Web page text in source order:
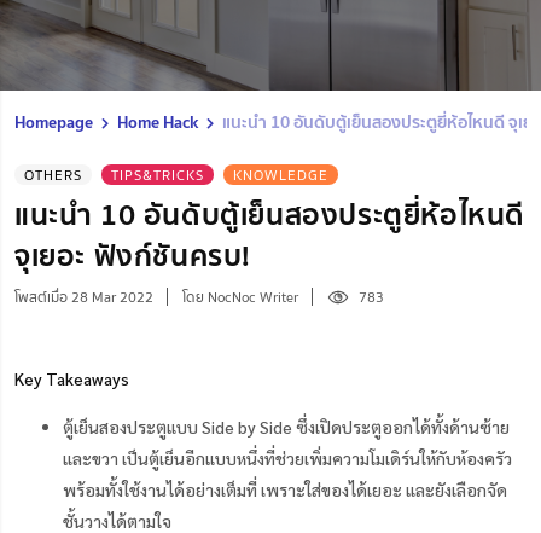
Homepage Home Hack แนะนำ 10 อันดับตู้เย็นสองประตูยี่ห้อไหนดี จุเ
OTHERS TIPS&TRICKS KNOWLEDGE
แนะนำ 10 อันดับตู้เย็นสองประตูยี่ห้อไหนดี
จุเยอะ ฟังก์ชันครบ!
โพสต์เมื่อ 28 Mar 2022 โดย NocNoc Writer 783
Key Takeaways
ตู้เย็นสองประตูแบบ Side by Side ซึ่งเปิดประตูออกได้ทั้งด้านซ้าย
และขวา เป็นตู้เย็นอีกแบบหนึ่งที่ช่วยเพิ่มความโมเดิร์นให้กับห้องครัว
พร้อมทั้งใช้งานได้อย่างเต็มที่ เพราะใส่ของได้เยอะ และยังเลือกจัด
ชั้นวางได้ตามใจ